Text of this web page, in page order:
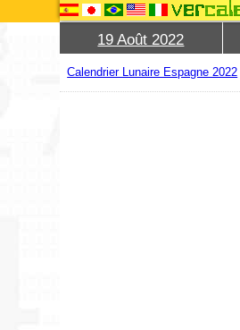
19 Août 2022
Calendrier Lunaire Espagne 2022